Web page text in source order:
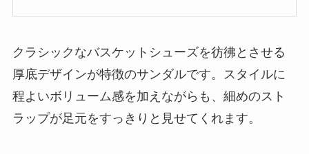
クラシックなバスケットシューズを彷彿とさせる
厚底デザインが特徴のサンダルです。スタイルに
程よいボリューム感を加えながらも、細めのスト
ラップが足元をすっきりと見せてくれます。